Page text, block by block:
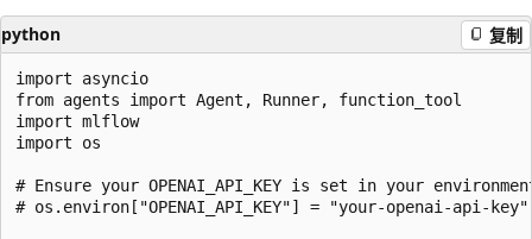
python 复制
import asyncio
from agents import Agent, Runner, function_tool
import mlflow
import os
# Ensure your OPENAI_API_KEY is set in your
# os.environ["OPENAI_API_KEY"] = "your-openai-api-